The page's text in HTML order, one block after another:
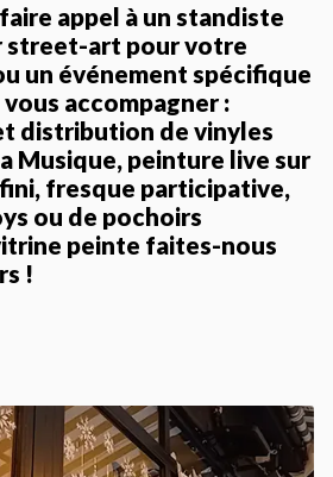
appel à un standiste
street-art pour votre
un événement spécifique
accompagner :
distribution de vinyles
Musique, peinture live sur
fresque participative,
ou de pochoirs
peinte faites-nous
!